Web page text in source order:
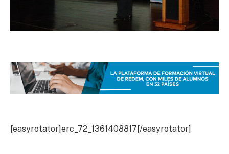
[easyrotator]erc_72_1361408817[/easyrotator]